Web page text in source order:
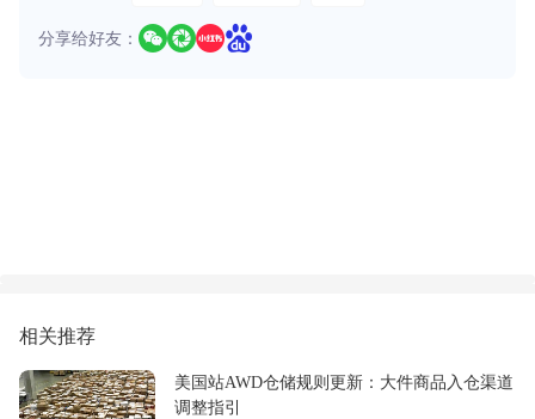
分享给好友：
相关推荐
美国站AWD仓储规则更新：大件商品入仓渠道
调整指引